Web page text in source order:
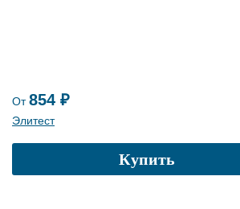
От854 ₽
Элитест
Купить